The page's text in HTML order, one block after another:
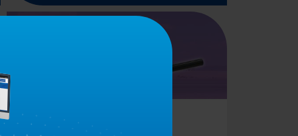
25.06.2020